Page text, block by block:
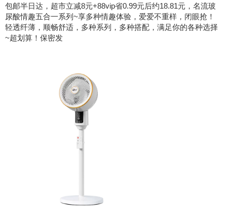
包邮半日达，超市立减8元+88vip省0.99元后约18.81元，名流玻
尿酸情趣五合一系列~享多种情趣体验，爱爱不重样，闭眼抢！
轻透纤薄，顺畅舒适，多种系列，多种搭配，满足你的各种选择
~超划算！保密发